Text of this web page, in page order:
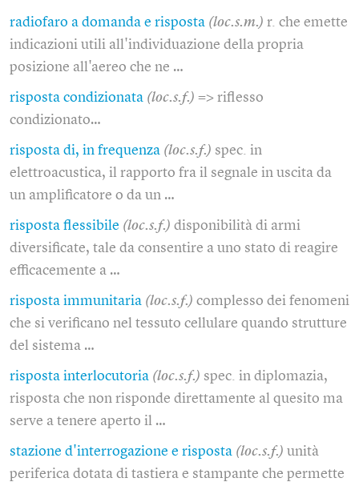
radiofaro a domanda e risposta (loc.s.m.) r. che emette
indicazioni utili all'individuazione della propria
posizione all'aereo che ne …
risposta condizionata (loc.s.f.) => riflesso
condizionato…
risposta di, in frequenza (loc.s.f.) spec. in
elettroacustica, il rapporto fra il segnale in uscita da
un amplificatore o da un …
risposta flessibile (loc.s.f.) disponibilità di armi
diversificate, tale da consentire a uno stato di reagire
efficacemente a …
risposta immunitaria (loc.s.f.) complesso dei fenomeni
che si verificano nel tessuto cellulare quando strutture
del sistema …
risposta interlocutoria (loc.s.f.) spec. in diplomazia,
risposta che non risponde direttamente al quesito ma
serve a tenere aperto il …
stazione d'interrogazione e risposta (loc.s.f.) unità
periferica dotata di tastiera e stampante che permette